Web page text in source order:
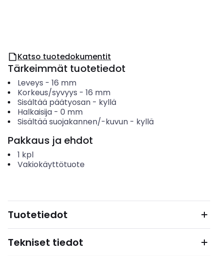
Katso tuotedokumentit
Tärkeimmät tuotetiedot
Leveys - 16 mm
Korkeus/syvyys - 16 mm
Sisältää päätyosan- kyllä
Halkaisija- 0 mm
Sisältää suojakannen/-kuvun- kyllä
Pakkaus ja ehdot
1 kpl
Vakiokäyttötuote
Tuotetiedot
Tekniset tiedot